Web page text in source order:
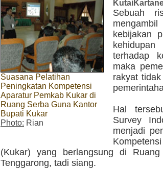
Suasana Pelatihan
Peningkatan Kompetensi
Aparatur Pemkab Kukar di
Ruang Serba Guna Kantor
Bupati Kukar
Photo: Rian
Sebuah
kebijakan
terhadap
maka
rakyat
Hal
Survey
menjadi
(Kukar) yang berlangsung di
Tenggarong, tadi siang.